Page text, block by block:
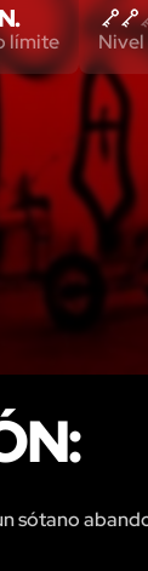
límite
sótano